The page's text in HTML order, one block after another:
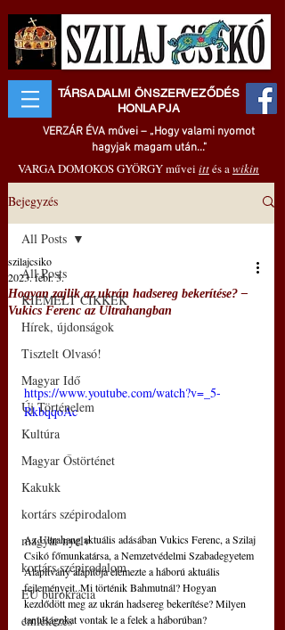
TÁRSADALMI ÖNSZERVEZŐDÉS
HONLAPJA
VERZÁR ÉVA művei – „Hogy valami nyomot
hagyjak magam után..."
VARGA DOMOKOS GYÖRGY művei ittés awikin
Bejegyzés
All Posts
KIEMELT CIKKEK
Hírek, újdonságok
Tisztelt Olvasó!
Magyar Idő
Új Történelem
Kultúra
Magyar Őstörténet
Kakukk
kortárs szépirodalom
magyar nyelv
kortárs szépirodalom
EU bürokrácia
emlékezés
All Posts
Hogyan zajlik az ukrán hadsereg bekerítése? –
Vukics Ferenc az Ultrahangban
szilajcsiko
2023. febr. 3.
https://www.youtube.com/watch?v=_5-
RkbqqoAc
Az Ultrahang aktuális adásában Vukics Ferenc, a Szilaj
Csikó főmunkatársa, a Nemzetvédelmi Szabadegyetem
Alapítvány alapítója elemezte a háború aktuális
fejleményeit. Mi történik Bahmutnál? Hogyan
kezdődött meg az ukrán hadsereg bekerítése? Milyen
tanulságokat vontak le a felek a háborúban?